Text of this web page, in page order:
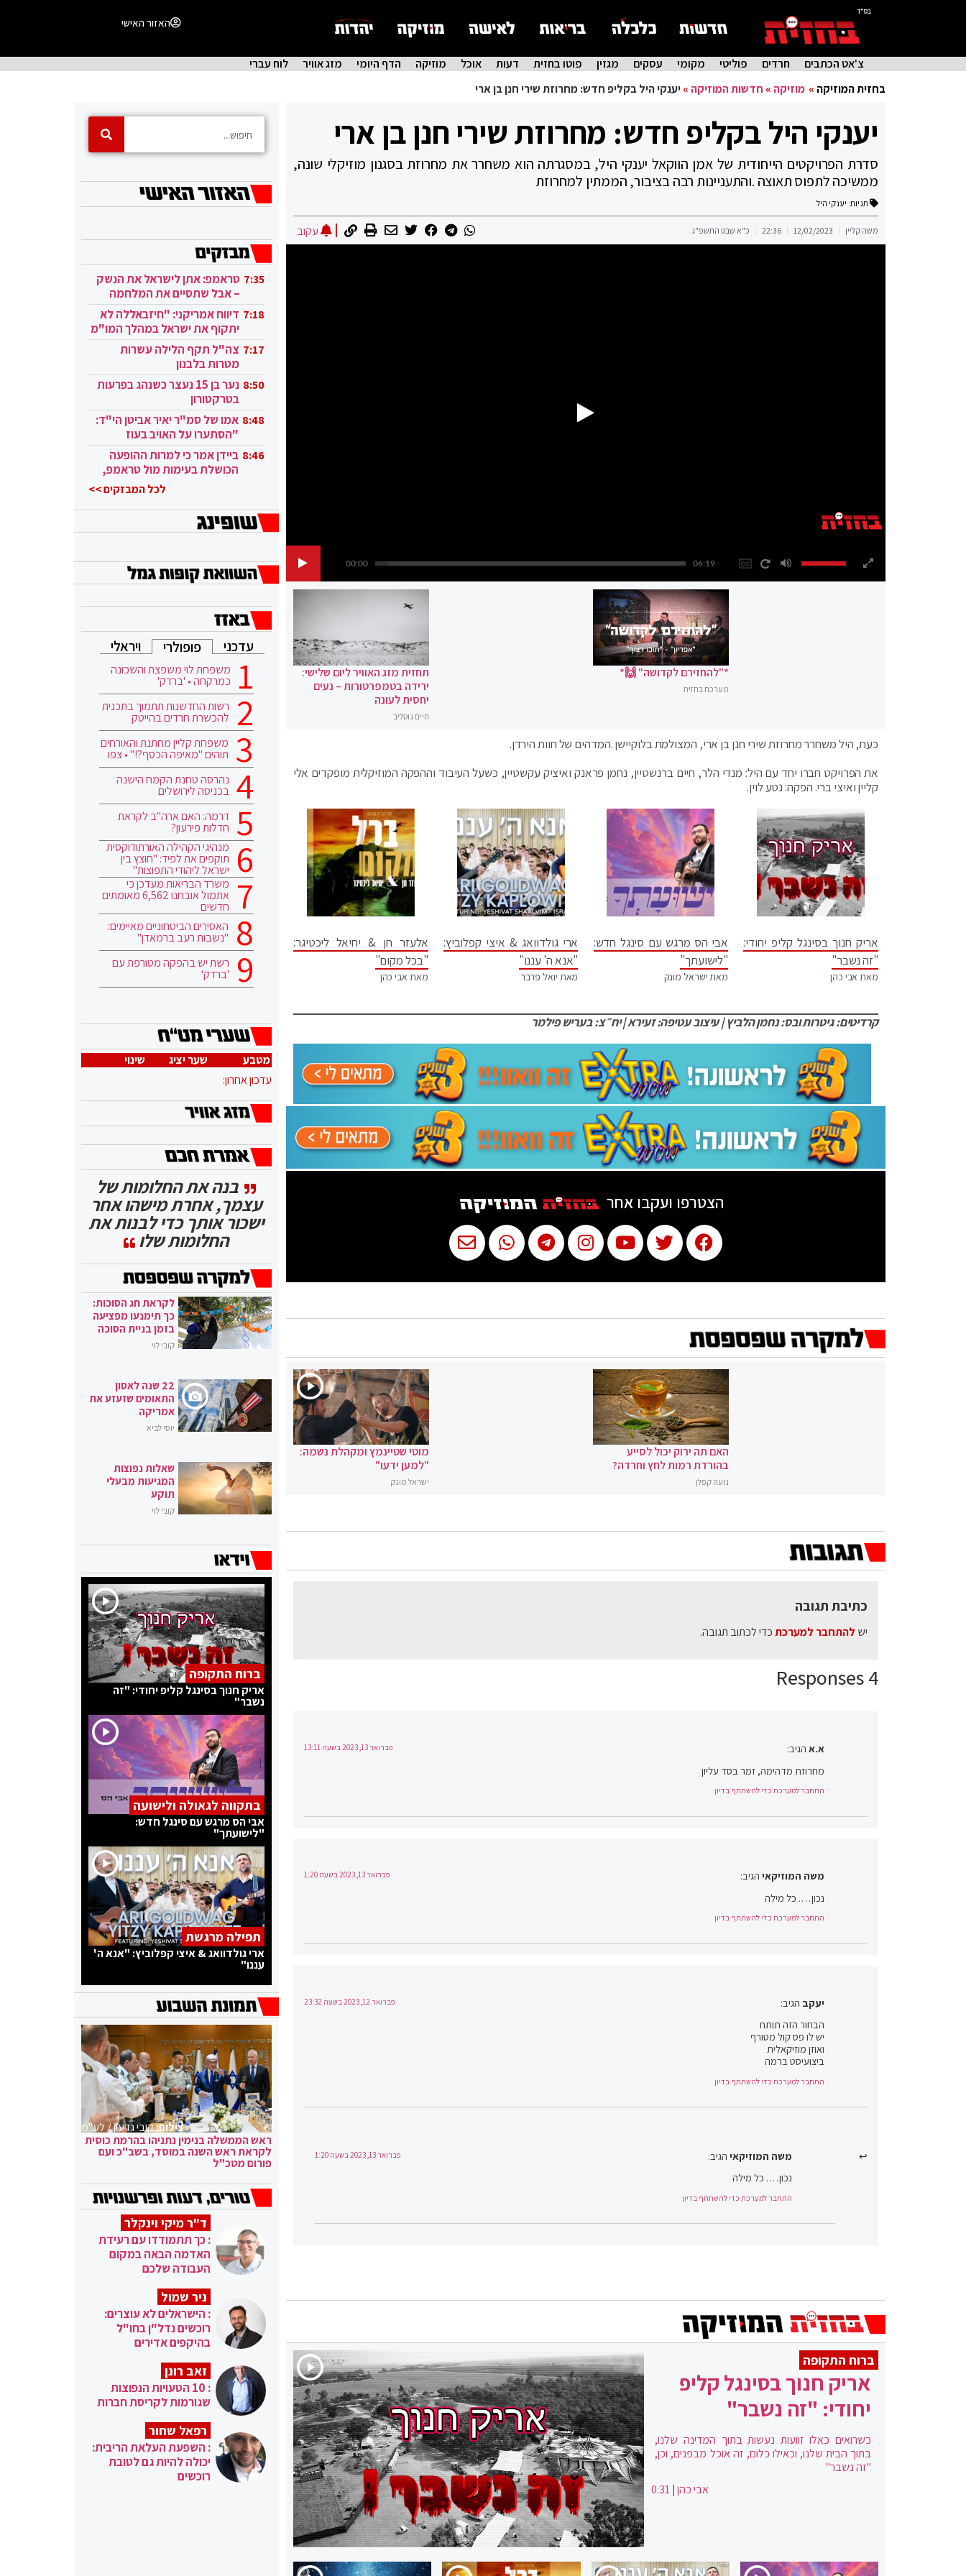
בס"ד
האזור האישי
צ'אט הכתבים חרדים פוליטי מקומי עסקים מגזין פוטו בחזית דעות אוכל מוזיקה הדף היומי מזג אוויר
לוח עברי
בחזית המוזיקה » מוזיקה » חדשות המוזיקה »יענקי היל בקליפ חדש: מחרוזת שירי חנן בן ארי
יענקי היל בקליפ חדש: מחרוזת שירי חנן בן ארי
סדרת הפרויקטים הייחודית של אמן הווקאל יענקי היל, במסגרתה הוא משחרר את מחרוזת בסגנון מוזיקלי שונה,
ממשיכה לתפוס תאוצה .והתעניינות רבה בציבור, הממתין למחרוזת
תגיות: יענקי היל
משה קליין 12/02/2023
22:36 כ"א שבט התשפ"ג עקוב
00:00 06:19
*"להחזירם לקדושה" 🙌*
מערכת בחזית
תחזית מזג האוויר ליום שלישי:
ירידה בטמפרטורות – נעים
יחסית לעונה
חיים גוטליב
כעת, היל משחרר מחרוזת שירי חנן בן ארי, המצולמת בלוקיישן .המדהים של חוות הירדן.
את הפרויקט חברו יחד עם היל: מנדי הלר, חיים ברנשטיין, נחמן פראנק ואיציק עקשטיין, כשעל העיבוד וההפקה המוזיקלית מופקדים אלי
קליין ואיצי ברי. הפקה: נטע לוין.
אריק חנוך בסינגל קליפ יחודי:
"זה נשבר"
מאת אבי כהן
אבי הס מרגש עם סינגל חדש:
"לישועתך"
מאת ישראל מונק
ארי גולדוואג & איצי קפלוביץ:
"אנא ה' עננו"
מאת יואל פרבר
אלעזר חן & יחיאל ליכטיגר:
"בכל מקום"
מאת אבי כהן
קרדיטים: גיטרות ובס: נחמן הלביץ | עיצוב עטיפה: זעירא | יח״צ: בעריש פילמר
הצטרפו ועקבו אחר
האם תה ירוק יכול לסייע
בהורדת רמות לחץ וחרדה?
נועה קפלן
מוטי שטיינמץ ומקהלת נשמה:
"למען ידעו"
ישראל מונק
4 Responses
א.א הגיב: פברואר 13, 2023 בשעה 13:11
מחרוזת מדהימה, זמר בסד עליון
התחבר למערכת כדי להשתתף בדיון
משה המוזיקאי הגיב: פברואר 13, 2023 בשעה 1:20
נכון…. כל מילה
התחבר למערכת כדי להשתתף בדיון
יעקב הגיב: פברואר 12, 2023 בשעה 23:32
הבחור הזה תותח
יש לו פס קול מטורף
ואוזן מוזיקאלית
ביצועיסט ברמה
התחבר למערכת כדי להשתתף בדיון
משה המוזיקאי הגיב: פברואר 13, 2023 בשעה 1:20
נכון…. כל מילה
התחבר למערכת כדי להשתתף בדיון
כתיבת תגובה
יש להתחבר למערכתכדי לכתוב תגובה.
ברוח התקופה
אריק חנוך בסינגל קליפ
יחודי: "זה נשבר"
כשרואים כאלו זוועות נעשות בתוך המדינה שלנו,
בתוך הבית שלנו, וכאילו כלום, זה אוכל מבפנים, וכן,
"זה נשבר"
אבי כהן|
0:31
7:35 טראמפ: אתן לישראל את הנשק
– אבל שתסיים את המלחמה
בעזה 7:18 דיווח אמריקני: "חיזבאללה לא
יתקוף את ישראל במהלך המו"מ
בקטאר" 7:17 צה"ל תקף הלילה עשרות
מטרות בלבנון
8:50
נער בן 15 נעצר כשנהג בפרעות
בטרקטורון
8:48 אמו של סמ"ר יאיר אביטן הי"ד:
"הסתערו על האויב בעוז
ובגבורה" 8:46 ביידן אמר כי למרות ההופעה
הכושלת בעימות מול טראמפ,
לכל המבזקים >>
עדכני פופולרי ויראלי
משפחת לוי משפצת והשכונה
כמרקחה • 'ברדק'
רשות החדשנות תתמוך בתכנית
להכשרת חרדים בהייטק
משפחת קליין מחתנת והאורחים
תוהים "מאיפה הכסף?!" • צפו
נהרסה טחנת הקמח הישנה
בכניסה לירושלים
דרמה: האם ארה"ב לקראת
חדלות פירעון?
מנהיגי הקהילה האורתודוקסית
תוקפים את לפיד: "חוצץ בין
ישראל ליהודי התפוצות"
משרד הבריאות מעדכן כי
אתמול אובחנו 6,562 מאומתים
חדשים
האסירים הביטחוניים מאיימים:
"נשבות רעב ברמאדן"
רשת יש בהפקה מטורפת עם
'ברדק'
מטבע שער יציג
שינוי
עדכון אחרון:
בנה את החלומות של
עצמך, אחרת מישהו אחר
ישכור אותך כדי לבנות את
החלומות שלו
לקראת חג הסוכות:
כך תימנעו מפציעה
בזמן בניית הסוכה
קובי לוי
22 שנה לאסון
התאומים שזעזע את
אמריקה
יוסי לביא
שאלות נפוצות
המגיעות מבעלי
תוקע
קובי לוי
ברוח התקופה
אריק חנוך בסינגל קליפ יחודי: "זה
נשבר"
בתקווה לגאולה ולישועה
אבי הס מרגש עם סינגל חדש:
"לישועתך"
תפילה מרגשת
ארי גולדוואג & איצי קפלוביץ: "אנא ה'
עננו"
צילום:קובי גדעון / לע"מ
ראש הממשלה בנימין נתניהו בהרמת כוסית
לקראת ראש השנה במוסד, בשב"כ ועם
פורום מטכ"ל
ד"ר מיקי וינקלר
: כך תתמודדו עם רעידת
האדמה הבאה במקום
העבודה שלכם
ניר שמול
: הישראלים לא עוצרים:
רוכשים נדל"ן בחו"ל
בהיקפים אדירים
זאב רונן
: 10 הטעויות הנפוצות
שגורמות לקריסת חברות
רפאל שחור
: השפעת העלאת הריבית:
יכולה להיות גם לטובת
רוכשים